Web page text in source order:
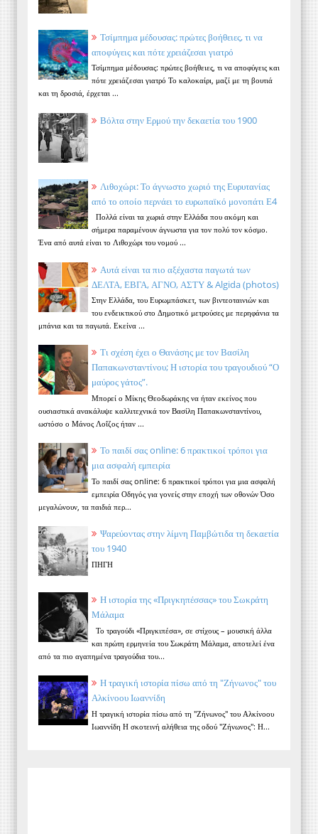
Τσίμπημα μέδουσας: πρώτες βοήθειες, τι να
αποφύγεις και πότε χρειάζεσαι γιατρό
Τσίμπημα μέδουσας: πρώτες βοήθειες, τι να αποφύγεις και
πότε χρειάζεσαι γιατρό Το καλοκαίρι, μαζί με τη βουτιά
και τη δροσιά, έρχεται ...
Βόλτα στην Ερμού την δεκαετία του 1900
Λιθοχώρι: Το άγνωστο χωριό της Ευρυτανίας
από το οποίο περνάει το ευρωπαϊκό μονοπάτι Ε4
Πολλά είναι τα χωριά στην Ελλάδα που ακόμη και
σήμερα παραμένουν άγνωστα για τον πολύ τον κόσμο.
Ένα από αυτά είναι το Λιθοχώρι του νομού ...
Αυτά είναι τα πιο αξέχαστα παγωτά των
ΔΕΛΤΑ, ΕΒΓΑ, ΑΓΝΟ, ΑΣΤΥ & Algida (photos)
Στην Ελλάδα, του Ευρωμπάσκετ, των βιντεοταινιών και
του ενδεικτικού στο Δημοτικό μετρούσες με περηφάνια τα
μπάνια και τα παγωτά. Εκείνα ...
Τι σχέση έχει ο Θανάσης με τον Βασίλη
Παπακωνσταντίνου; Η ιστορία του τραγουδιού “Ο
μαύρος γάτος”.
Μπορεί ο Μίκης Θεοδωράκης να ήταν εκείνος που
ουσιαστικά ανακάλυψε καλλιτεχνικά τον Βασίλη Παπακωνσταντίνου,
ωστόσο ο Μάνος Λοΐζος ήταν ...
Το παιδί σας online: 6 πρακτικοί τρόποι για
μια ασφαλή εμπειρία
Το παιδί σας online: 6 πρακτικοί τρόποι για μια ασφαλή
εμπειρία Οδηγός για γονείς στην εποχή των οθονών Όσο
μεγαλώνουν, τα παιδιά περ...
Ψαρεύοντας στην λίμνη Παμβώτιδα τη δεκαετία
του 1940
ΠΗΓΗ
Η ιστορία της «Πριγκηπέσσας» του Σωκράτη
Μάλαμα
Το τραγούδι «Πριγκιπέσα», σε στίχους – μουσική άλλα
και πρώτη ερμηνεία του Σωκράτη Μάλαμα, αποτελεί ένα
από τα πιο αγαπημένα τραγούδια του...
Η τραγική ιστορία πίσω από τη "Ζήνωνος" του
Αλκίνοου Ιωαννίδη
Η τραγική ιστορία πίσω από τη "Ζήνωνος" του Αλκίνοου
Ιωαννίδη Η σκοτεινή αλήθεια της οδού "Ζήνωνος": Η...